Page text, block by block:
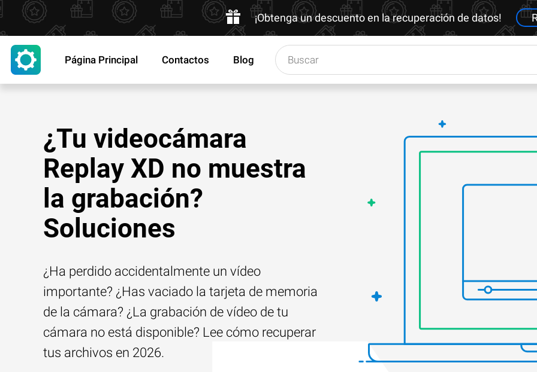
¡Obtenga un descuento en la recuperación de datos!
Página Principal Contactos Blog
¿Tu videocámara
Replay XD no muestra
la grabación?
Soluciones
¿Ha perdido accidentalmente un vídeo
importante? ¿Has vaciado la tarjeta de memoria
de la cámara? ¿La grabación de vídeo de tu
cámara no está disponible? Lee cómo recuperar
tus archivos en 2026.